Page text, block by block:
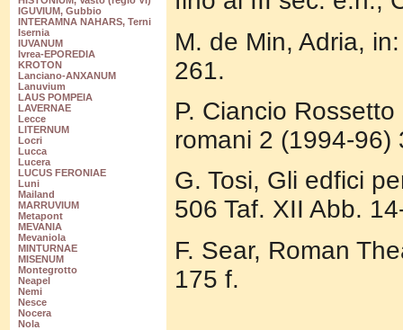
IGUVIUM, Gubbio
INTERAMNA NAHARS, Terni
Isernia
IUVANUM
Ivrea-EPOREDIA
KROTON
Lanciano-ANXANUM
Lanuvium
LAUS POMPEIA
LAVERNAE
Lecce
LITERNUM
Locri
Lucca
Lucera
LUCUS FERONIAE
Luni
Mailand
MARRUVIUM
Metapont
MEVANIA
Mevaniola
MINTURNAE
MISENUM
Montegrotto
Neapel
Nemi
Nesce
Nocera
Nola
M. de Min, Adria,
261.
P. Ciancio
romani 2 (1994-96)
G. Tosi, Gli edfici
506 Taf. XII Abb.
F. Sear, Roman
175 f.